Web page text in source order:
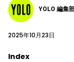
YOLO 編集
2025年10月23日
Index